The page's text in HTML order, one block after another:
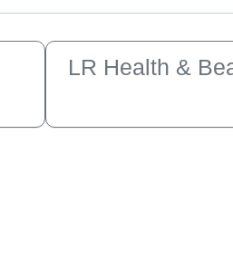
LR Health &